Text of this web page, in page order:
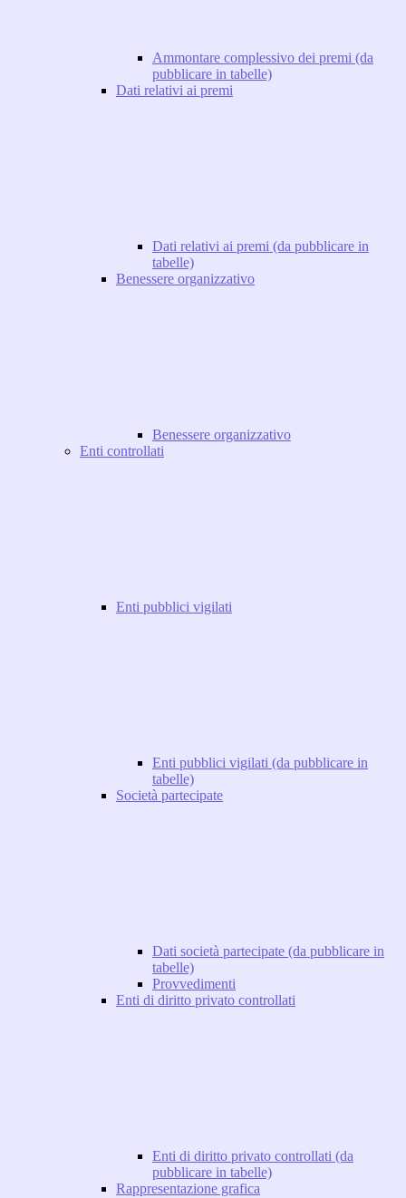
Ammontare complessivo dei premi (da
pubblicare in tabelle)
Dati relativi ai premi
Dati relativi ai premi (da pubblicare in
tabelle)
Benessere organizzativo
Benessere organizzativo
Enti controllati
Enti pubblici vigilati
Enti pubblici vigilati (da pubblicare in
tabelle)
Società partecipate
Dati società partecipate (da pubblicare in
tabelle)
Provvedimenti
Enti di diritto privato controllati
Enti di diritto privato controllati (da
pubblicare in tabelle)
Rappresentazione grafica